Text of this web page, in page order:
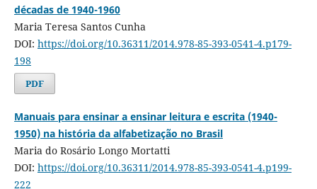
décadas de 1940-1960
Maria Teresa Santos Cunha
DOI: https://doi.org/10.36311/2014.978-85-393-0541-4.p179-
198
PDF
Manuais para ensinar a ensinar leitura e escrita (1940-
1950) na história da alfabetização no Brasil
Maria do Rosário Longo Mortatti
DOI: https://doi.org/10.36311/2014.978-85-393-0541-4.p199-
222